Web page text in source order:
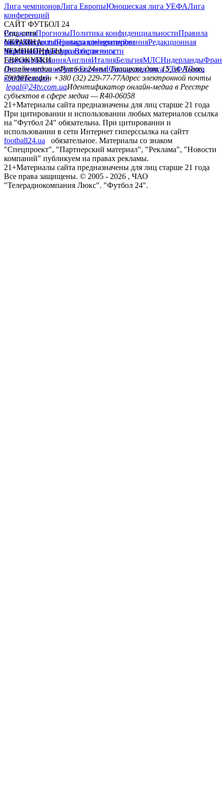
Лига чемпионовЛига ЕвропыЮношеская лига УЕФАЛига
конференций
САЙТ ФУТБОЛ 24
РедакцияПрогнозыПолитика конфиденциальностиПравила
сайтуКонтактыПравила комментированияРедакционная
политикаСтруктура собственности
Соц. сети
facebookxyoutubeinstagramtelegramviber
УКРАИНА
УкраинаПервая лигаВторая лига
ЧЕМПИОНАТЫ
ГерманияИспанияАнглияИталияБельгияМЛСНидерланды
ЕВРОКУБКИ
Лига чемпионовЛига ЕвропыЮношеская лига УЕФАЛига
конференций
Онлайн-медиа «Футбол 24»пл. Галицкая, дом. 15, м. Львов,
79008Телефон +380 (32) 229-77-77Адрес электронной почты
legal@24tv.com.uaИдентификатор онлайн-медиа в Реестре
субъектов в сфере медиа — R40-06058
21+Материалы сайта предназначены для лиц старше 21 года
При цитировании и использовании любых материалов ссылка
на "Футбол 24" обязательна. При цитировании и
использовании в сети Интернет гиперссылка на сайтт
football24.ua
обязательное. Материалы со знаком
"Спецпроект", "Партнерский материал", "Реклама", "Новости
компаний" публикуем на правах рекламы.
21+Материалы сайта предназначены для лиц старше 21 года
Все права защищены. © 2005 - 2026 , ЧАО
"Телерадиокомпания Люкс". "Футбол 24".